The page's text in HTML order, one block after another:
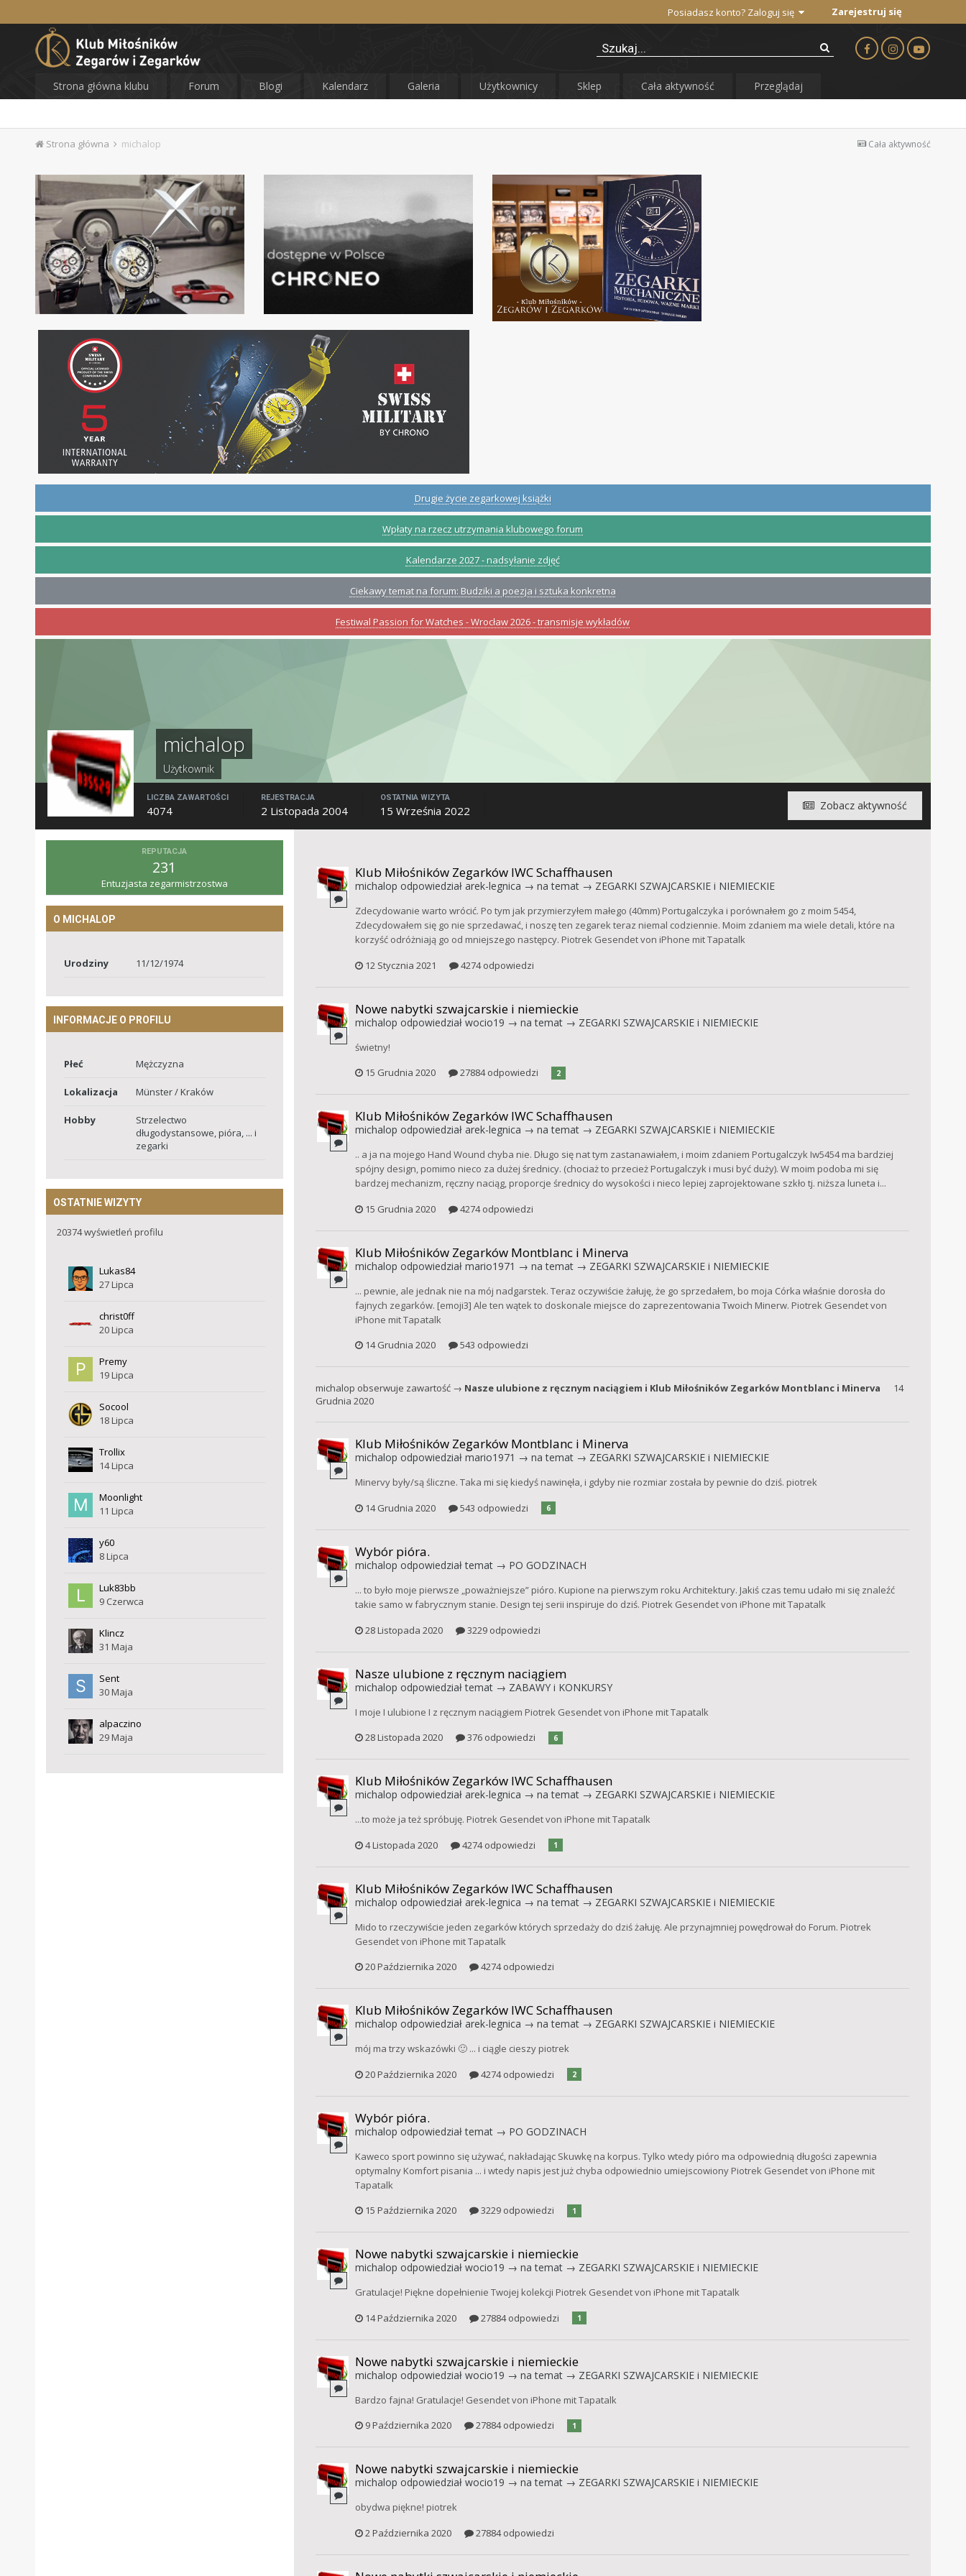
Posiadasz konto? Zaloguj się Zarejestruj się
Strona główna klubu Forum Blogi Kalendarz Galeria Użytkownicy Sklep Cała aktywność Przeglądaj
Cała aktywność
Strona główna michalop
Drugie życie zegarkowej książki
Wpłaty na rzecz utrzymania klubowego forum
Kalendarze 2027 - nadsyłanie zdjęć
Ciekawy temat na forum: Budziki a poezja i sztuka konkretna
Festiwal Passion for Watches - Wrocław 2026 - transmisje wykładów
michalop
Użytkownik
Zobacz aktywność
LICZBA ZAWARTOŚCI
4074
REJESTRACJA
2 Listopada 2004
OSTATNIA WIZYTA
15 Września 2022
REPUTACJA
231
Entuzjasta zegarmistrzostwa
O MICHALOP
Urodziny 11/12/1974
INFORMACJE O PROFILU
Płeć Mężczyzna
Lokalizacja Münster / Kraków
Hobby
Strzelectwo
długodystansowe, pióra, ... i
zegarki
OSTATNIE WIZYTY
20374 wyświetleń profilu
Lukas84
27 Lipca
christ0ff
20 Lipca
Premy
19 Lipca
Socool
18 Lipca
Trollix
14 Lipca
Moonlight
11 Lipca
y60
8 Lipca
Luk83bb
9 Czerwca
Klincz
31 Maja
Sent
30 Maja
alpaczino
29 Maja
Klub Miłośników Zegarków IWC Schaffhausen
michalop odpowiedział arek-legnica → na temat → ZEGARKI SZWAJCARSKIE i NIEMIECKIE
Zdecydowanie warto wrócić. Po tym jak przymierzyłem małego (40mm) Portugalczyka i porównałem go z moim 5454,
Zdecydowałem się go nie sprzedawać, i noszę ten zegarek teraz niemal codziennie. Moim zdaniem ma wiele detali, które na
korzyść odróżniają go od mniejszego następcy. Piotrek Gesendet von iPhone mit Tapatalk
12 Stycznia 2021
4274 odpowiedzi
Nowe nabytki szwajcarskie i niemieckie
michalop odpowiedział wocio19 → na temat → ZEGARKI SZWAJCARSKIE i NIEMIECKIE
świetny!
15 Grudnia 2020
27884 odpowiedzi 2
Klub Miłośników Zegarków IWC Schaffhausen
michalop odpowiedział arek-legnica → na temat → ZEGARKI SZWAJCARSKIE i NIEMIECKIE
.. a ja na mojego Hand Wound chyba nie. Długo się nat tym zastanawiałem, i moim zdaniem Portugalczyk Iw5454 ma bardziej
spójny design, pomimo nieco za dużej średnicy. (chociaż to przecież Portugalczyk i musi być duży). W moim podoba mi się
bardzej mechanizm, ręczny naciąg, proporcje średnicy do wysokości i nieco lepiej zaprojektowane szkło tj. niższa luneta i...
15 Grudnia 2020
4274 odpowiedzi
Klub Miłośników Zegarków Montblanc i Minerva
michalop odpowiedział mario1971 → na temat → ZEGARKI SZWAJCARSKIE i NIEMIECKIE
... pewnie, ale jednak nie na mój nadgarstek. Teraz oczywiście żałuję, że go sprzedałem, bo moja Córka właśnie dorosła do
fajnych zegarków. [emoji3] Ale ten wątek to doskonale miejsce do zaprezentowania Twoich Minerw. Piotrek Gesendet von
iPhone mit Tapatalk
14 Grudnia 2020
543 odpowiedzi
michalop obserwuje zawartość → Nasze ulubione z ręcznym naciągiem i Klub Miłośników Zegarków Montblanc i Minerva
14
Grudnia 2020
Klub Miłośników Zegarków Montblanc i Minerva
michalop odpowiedział mario1971 → na temat → ZEGARKI SZWAJCARSKIE i NIEMIECKIE
Minervy były/są śliczne. Taka mi się kiedyś nawinęła, i gdyby nie rozmiar została by pewnie do dziś. piotrek
14 Grudnia 2020
543 odpowiedzi 6
Wybór pióra.
michalop odpowiedział temat → PO GODZINACH
... to było moje pierwsze „poważniejsze” pióro. Kupione na pierwszym roku Architektury. Jakiś czas temu udało mi się znaleźć
takie samo w fabrycznym stanie. Design tej serii inspiruje do dziś. Piotrek Gesendet von iPhone mit Tapatalk
28 Listopada 2020
3229 odpowiedzi
Nasze ulubione z ręcznym naciągiem
michalop odpowiedział temat → ZABAWY i KONKURSY
I moje I ulubione I z ręcznym naciągiem Piotrek Gesendet von iPhone mit Tapatalk
28 Listopada 2020
376 odpowiedzi 6
Klub Miłośników Zegarków IWC Schaffhausen
michalop odpowiedział arek-legnica → na temat → ZEGARKI SZWAJCARSKIE i NIEMIECKIE
...to może ja też spróbuję. Piotrek Gesendet von iPhone mit Tapatalk
4 Listopada 2020
4274 odpowiedzi 1
Klub Miłośników Zegarków IWC Schaffhausen
michalop odpowiedział arek-legnica → na temat → ZEGARKI SZWAJCARSKIE i NIEMIECKIE
Mido to rzeczywiście jeden zegarków których sprzedaży do dziś żałuję. Ale przynajmniej powędrował do Forum. Piotrek
Gesendet von iPhone mit Tapatalk
20 Października 2020
4274 odpowiedzi
Klub Miłośników Zegarków IWC Schaffhausen
michalop odpowiedział arek-legnica → na temat → ZEGARKI SZWAJCARSKIE i NIEMIECKIE
mój ma trzy wskazówki 🙂 ... i ciągle cieszy piotrek
20 Października 2020
4274 odpowiedzi 2
Wybór pióra.
michalop odpowiedział temat → PO GODZINACH
Kaweco sport powinno się używać, nakładając Skuwkę na korpus. Tylko wtedy pióro ma odpowiednią długości zapewnia
optymalny Komfort pisania ... i wtedy napis jest już chyba odpowiednio umiejscowiony Piotrek Gesendet von iPhone mit
Tapatalk
15 Października 2020
3229 odpowiedzi 1
Nowe nabytki szwajcarskie i niemieckie
michalop odpowiedział wocio19 → na temat → ZEGARKI SZWAJCARSKIE i NIEMIECKIE
Gratulacje! Piękne dopełnienie Twojej kolekcji Piotrek Gesendet von iPhone mit Tapatalk
14 Października 2020
27884 odpowiedzi 1
Nowe nabytki szwajcarskie i niemieckie
michalop odpowiedział wocio19 → na temat → ZEGARKI SZWAJCARSKIE i NIEMIECKIE
Bardzo fajna! Gratulacje! Gesendet von iPhone mit Tapatalk
9 Października 2020
27884 odpowiedzi 1
Nowe nabytki szwajcarskie i niemieckie
michalop odpowiedział wocio19 → na temat → ZEGARKI SZWAJCARSKIE i NIEMIECKIE
obydwa piękne! piotrek
2 Października 2020
27884 odpowiedzi